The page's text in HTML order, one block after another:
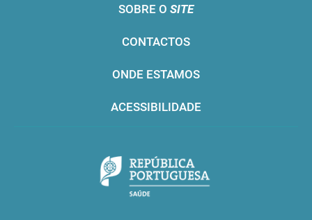
SOBRE O SITE
CONTACTOS
ONDE ESTAMOS
ACESSIBILIDADE